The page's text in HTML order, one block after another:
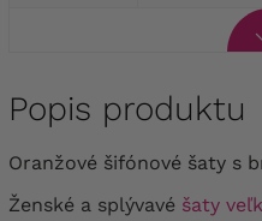
Popis produktu
Oranžové šifónové šaty s
Ženské a splývavé šaty